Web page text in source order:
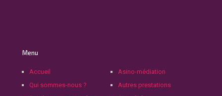
Menu
Accueil
Qui sommes-nous ?
Asino-médiation
Autres prestations